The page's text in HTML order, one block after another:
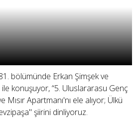
bölümünde Erkan Şimşek ve
konuşuyor, “5. Uluslararasu Genç
Mısır Apartmanı'nı ele alıyor; Ülkü
şiirini dinliyoruz.